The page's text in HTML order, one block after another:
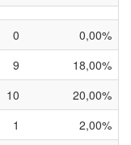
0
0,00%
9
18,00%
10
20,00%
1
2,00%